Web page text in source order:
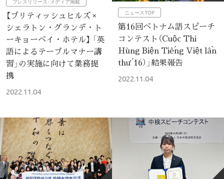
プレスリリース･メディア掲載
【ブリティッシュヒルズ ×
シェラトン・グランデ・ト
ーキョーベイ・ホテル】 「英
語によるテーブルマナー講
習」の実施に向けて業務提
携
2022.11.04
ニュースTOP
第16回ベトナム語スピーチ
コンテスト（Cuộc Thi
Hùng Biện Tiếng Việt lần
thứ 16）」結果報告
2022.11.04